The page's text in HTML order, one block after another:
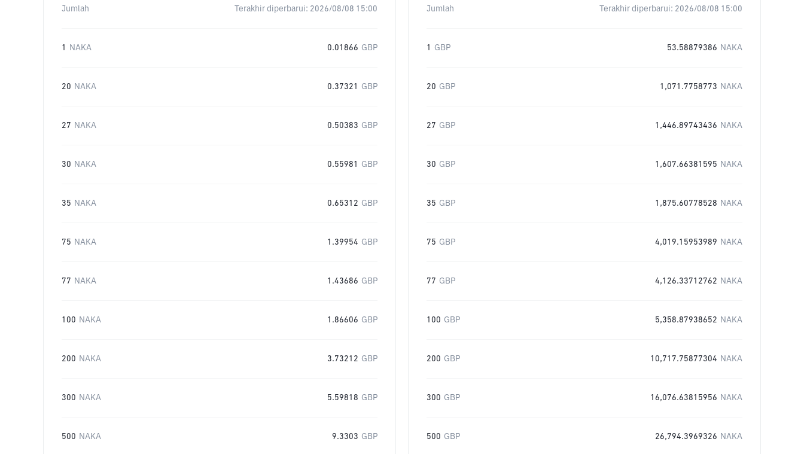
Jumlah Terakhir diperbarui: 2026/08/08 15:00
1 NAKA 0.01866 GBP
20 NAKA 0.37321 GBP
27 NAKA 0.50383 GBP
30 NAKA 0.55981 GBP
35 NAKA 0.65312 GBP
75 NAKA 1.39954 GBP
77 NAKA 1.43686 GBP
100 NAKA 1.86606 GBP
200 NAKA 3.73212 GBP
300 NAKA 5.59818 GBP
500 NAKA 9.3303 GBP
Jumlah Terakhir diperbarui: 2026/08/08 15:00
1 GBP 53.58879386 NAKA
20 GBP 1,071.7758773 NAKA
27 GBP 1,446.89743436 NAKA
30 GBP 1,607.66381595 NAKA
35 GBP 1,875.60778528 NAKA
75 GBP 4,019.15953989 NAKA
77 GBP 4,126.33712762 NAKA
100 GBP 5,358.87938652 NAKA
200 GBP 10,717.75877304 NAKA
300 GBP 16,076.63815956 NAKA
500 GBP 26,794.3969326 NAKA